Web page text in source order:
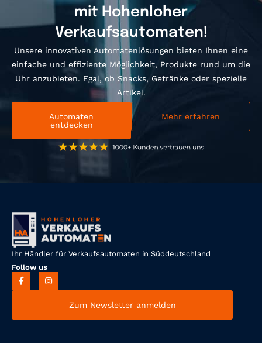
mit Hohenloher
Verkaufsautomaten!
Unsere innovativen Automatenlösungen bieten Ihnen eine
einfache und effiziente Möglichkeit, Produkte rund um die
Uhr anzubieten. Egal, ob Snacks, Getränke oder spezielle
Artikel.
Automaten
entdecken
Mehr erfahren
Ihr Händler für Verkaufsautomaten in Süddeutschland
Follow us
Zum Newsletter anmelden